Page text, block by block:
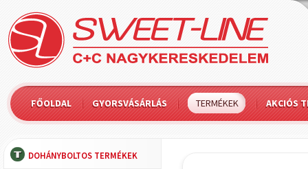
FŐOLDAL GYORSVÁSÁRLÁS TERMÉKEK AKCIÓS
DOHÁNYBOLTOS TERMÉKEK